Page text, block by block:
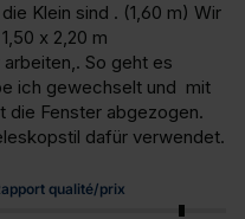
Klein sind . (1,60 m) Wir
x 2,20 m
So geht es
ich gewechselt und  mit
die Fenster abgezogen.
dafür verwendet.
qualité/prix